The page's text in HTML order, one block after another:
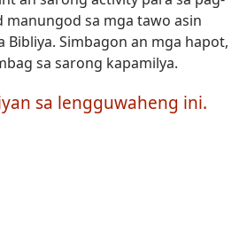
manungod sa mga tawo asin
Bibliya. Simbagon an mga hapot,
sa sarong kapamilya.
sa lengguwaheng ini.